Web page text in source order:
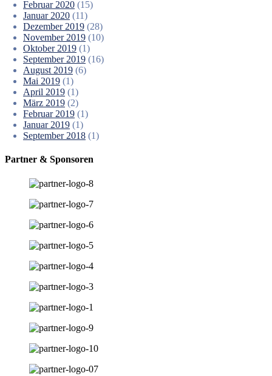
Februar 2020 (15)
Januar 2020 (11)
Dezember 2019 (28)
November 2019 (10)
Oktober 2019 (1)
September 2019 (16)
August 2019 (6)
Mai 2019 (1)
April 2019 (1)
März 2019 (2)
Februar 2019 (1)
Januar 2019 (1)
September 2018 (1)
Partner & Sponsoren